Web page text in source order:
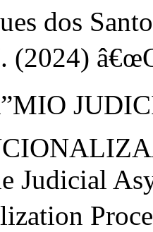
dos
(2024)
Judicial